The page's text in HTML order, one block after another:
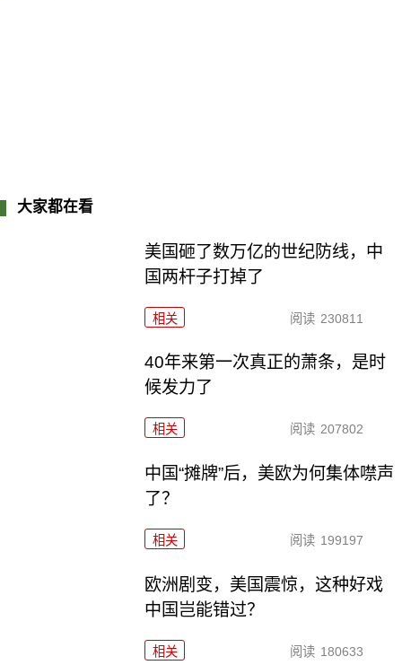
大家都在看
美国砸了数万亿的世纪防线，中
国两杆子打掉了
相关 阅读 230811
40年来第一次真正的萧条，是时
候发力了
相关 阅读 207802
中国“摊牌”后，美欧为何集体噤声
了？
相关 阅读 199197
欧洲剧变，美国震惊，这种好戏
中国岂能错过？
相关 阅读 180633